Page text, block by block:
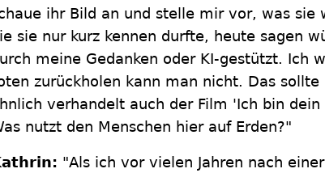
ihr Bild an und stelle mir vor, was sie
sie nur kurz kennen durfte, heute sagen
meine Gedanken oder KI-gestützt. Ich
zurückholen kann man nicht. Das
verhandelt auch der Film 'Ich bin dein
nutzt den Menschen hier auf Erden?"
"Als ich vor vielen Jahren nach